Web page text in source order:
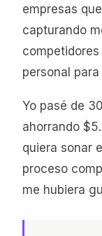
empresas
capturando
personal
Yo pasé de
ahorrando
quiera sonar
proceso
me hubiera